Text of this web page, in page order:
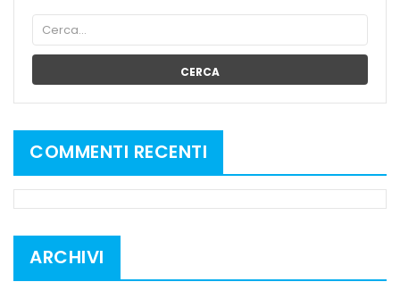
CERCA
COMMENTI RECENTI
ARCHIVI